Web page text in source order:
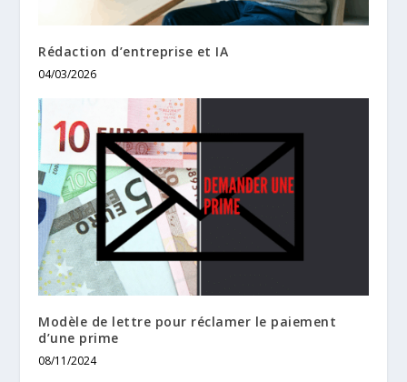
Rédaction d’entreprise et IA
04/03/2026
Modèle de lettre pour réclamer le paiement
d’une prime
08/11/2024